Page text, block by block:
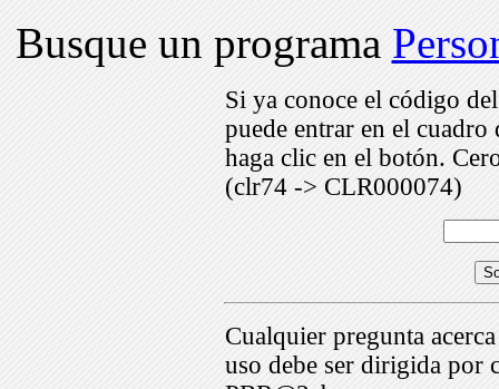
Busque un programa
Si ya conoce el código
puede entrar en el
haga clic en el botón.
(clr74 -> CLR000074)
Cualquier pregunta
uso debe ser dirigida por